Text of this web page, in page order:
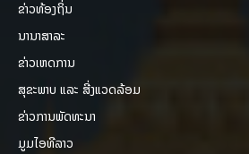
ຂ່າວທ້ອງຖິ່ນ
ນານາສາລະ
ຂ່າວເຫດການ
ສຸຂະພາບ ແລະ ສີ່ງແວດລ້ອມ
ຂ່າວການພັດທະນາ
ມູມໄອທີລາວ